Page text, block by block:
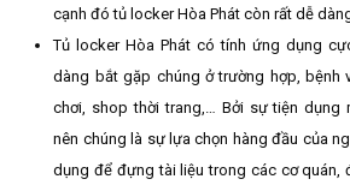
cạnh đó tủ locker Hòa Phát còn rất dễ
Tủ locker Hòa Phát có tính ứng dụng
dàng bắt gặp chúng ở trường hợp, bệnh
chơi, shop thời trang,… Bởi sự tiện dụng
nên chúng là sự lựa chọn hàng đầu của
dụng để đựng tài liệu trong các cơ quán,